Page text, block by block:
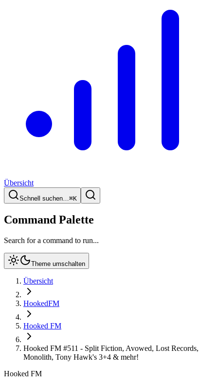
Übersicht
Schnell suchen…⌘K
Command Palette
Search for a command to run...
Theme umschalten
Übersicht
HookedFM
Hooked FM
Hooked FM #511 - Split Fiction, Avowed, Lost Records,
Monolith, Tony Hawk's 3+4 & mehr!
Hooked FM